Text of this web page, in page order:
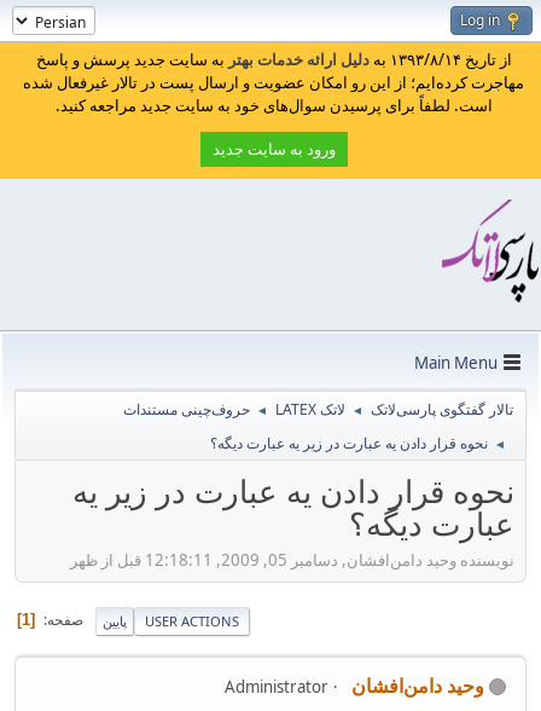
Log in
از تاریخ ۱۳۹۳/۸/۱۴ به دلیل ارائه خدمات بهتر به سایت جدید پرسش و پاسخ
مهاجرت کرده‌ایم؛ از این رو امکان عضویت و ارسال پست در تالار غیرفعال شده
است. لطفاً برای پرسیدن سوال‌های خود به سایت جدید مراجعه کنید.
ورود به سایت جدید
Main Menu
تالار گفتگوی پارسی‌لاتک ◄ لاتک LATEX ◄ حروف‌چینی مستندات
◄ نحوه قرار دادن یه عبارت در زیر یه عبارت دیگه؟
نحوه قرار دادن یه عبارت در زیر یه
عبارت دیگه؟
نویسنده وحید دامن‌افشان, دسامبر 05, 2009, 12:18:11 قبل از ظهر
پایین صفحه 1 USER ACTIONS
وحید دامن‌افشان Administrator